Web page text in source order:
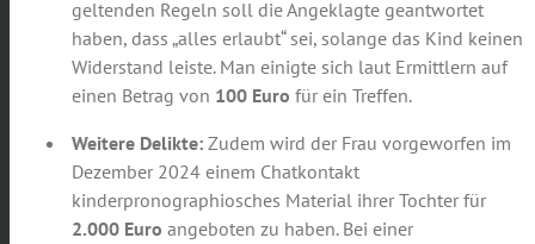
geltenden Regeln soll die Angeklagte geantwortet
haben, dass „alles erlaubt“ sei, solange das Kind keinen
Widerstand leiste. Man einigte sich laut Ermittlern auf
einen Betrag von 100 Euro für ein Treffen.
Weitere Delikte: Zudem wird der Frau vorgeworfen im
Dezember 2024 einem Chatkontakt
kinderpronographiosches Material ihrer Tochter für
2.000 Euro angeboten zu haben. Bei einer